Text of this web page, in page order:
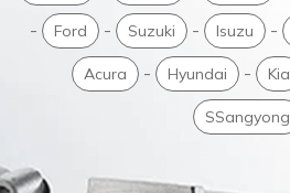
- Ford - Suzuki - Isuzu -
Acura - Hyundai - Kia
SSangyong